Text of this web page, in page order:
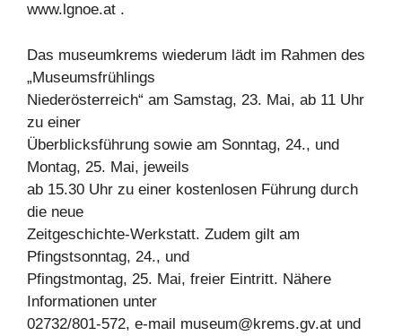
www.lgnoe.at .
Das museumkrems wiederum lädt im Rahmen des
„Museumsfrühlings
Niederösterreich“ am Samstag, 23. Mai, ab 11 Uhr
zu einer
Überblicksführung sowie am Sonntag, 24., und
Montag, 25. Mai, jeweils
ab 15.30 Uhr zu einer kostenlosen Führung durch
die neue
Zeitgeschichte-Werkstatt. Zudem gilt am
Pfingstsonntag, 24., und
Pfingstmontag, 25. Mai, freier Eintritt. Nähere
Informationen unter
02732/801-572, e-mail museum@krems.gv.at und